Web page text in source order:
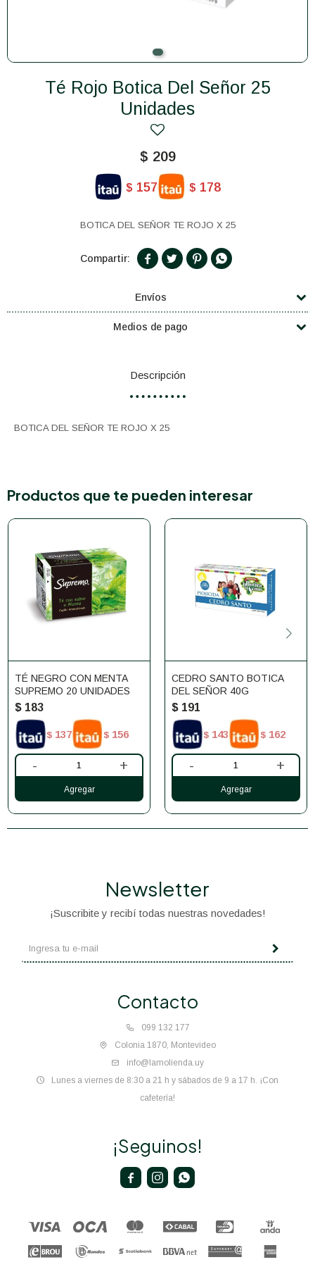
Té Rojo Botica Del Señor 25
Unidades
$ 209
$ 157 $ 178
BOTICA DEL SEÑOR TE ROJO X 25
   
Envíos
Medios de pago
Descripción
BOTICA DEL SEÑOR TE ROJO X 25
Productos que te pueden interesar
TÉ NEGRO CON MENTA
SUPREMO 20 UNIDADES
$ 183
$ 137 $ 156
- +
CEDRO SANTO BOTICA
DEL SEÑOR 40G
$ 191
$ 143 $ 162
- +
Contacto
099 132 177
Colonia 1870, Montevideo
info@lamolienda.uy
Lunes a viernes de 8:30 a 21 h y sábados de 9 a 17 h. ¡Con
cafetería!
Newsletter
¡Suscribite y recibí todas nuestras novedades!
¡Seguinos!
  